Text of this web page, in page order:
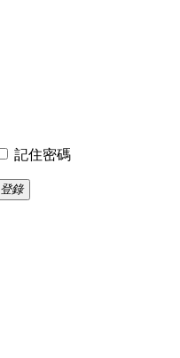
記住密碼
登錄